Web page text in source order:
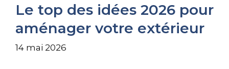
Le top des idées 2026 pour
aménager votre extérieur
14 mai 2026